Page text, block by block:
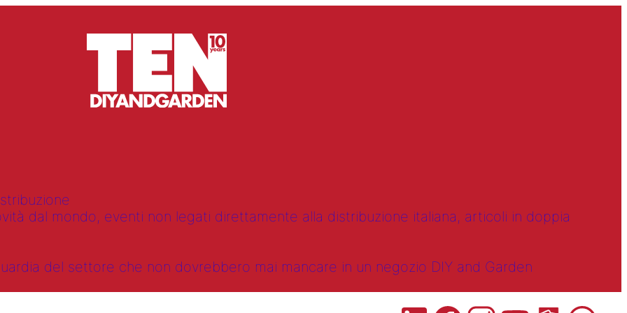
dal mondo, eventi non legati direttamente alla distribuzione italiana, articoli in doppia
del settore che non dovrebbero mai mancare in un negozio DIY and Garden